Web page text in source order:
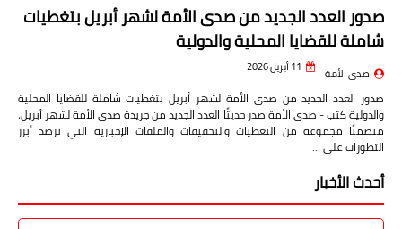
صدور العدد الجديد من صدى الأمة لشهر أبريل بتغطيات
شاملة للقضايا المحلية والدولية
صدى الأمة 11 أبريل 2026
صدور العدد الجديد من صدى الأمة لشهر أبريل بتغطيات شاملة للقضايا المحلية
والدولية كتب - صدى الأمة صدر حديثًا العدد الجديد من جريدة صدى الأمة لشهر أبريل،
متضمنًا مجموعة من التغطيات والتحقيقات والملفات الإخبارية التي ترصد أبرز
التطورات على …
أحدث الأخبار